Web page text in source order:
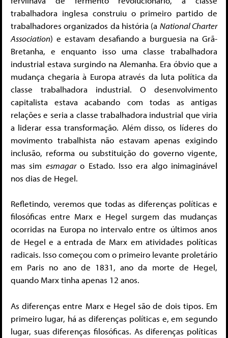
trabalhadora inglesa construiu o primeiro partido de
trabalhadores organizados da história (a National Charter
Association) e estavam desafiando a burguesia na Grã-
Bretanha, e enquanto isso uma classe trabalhadora
industrial estava surgindo na Alemanha. Era óbvio que a
mudança chegaria à Europa através da luta política da
classe trabalhadora industrial. O desenvolvimento
capitalista estava acabando com todas as antigas
relações e seria a classe trabalhadora industrial que viria
a liderar essa transformação. Além disso, os líderes do
movimento trabalhista não estavam apenas exigindo
inclusão, reforma ou substituição do governo vigente,
mas sim esmagaro Estado. Isso era algo inimaginável
nos dias de Hegel.
Refletindo, veremos que todas as diferenças políticas e
filosóficas entre Marx e Hegel surgem das mudanças
ocorridas na Europa no intervalo entre os últimos anos
de Hegel e a entrada de Marx em atividades políticas
radicais. Isso começou com o primeiro levante proletário
em Paris no ano de 1831, ano da morte de Hegel,
quando Marx tinha apenas 12 anos.
As diferenças entre Marx e Hegel são de dois tipos. Em
primeiro lugar, há as diferenças políticas e, em segundo
lugar, suas diferenças filosóficas. As diferenças políticas